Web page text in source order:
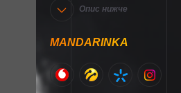
Опис нижче
MANDARINKA